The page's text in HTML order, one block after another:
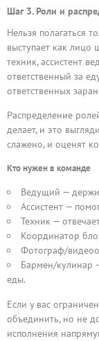
Шаг 3. Роли и
Нельзя полагаться
выступает как лицо
техник, ассистент
ответственный за
ответственных
Распределение
делает, и это
слажено, и оценят
Кто нужен в команде
Ведущий —
Ассистент —
Техник —
Координатор
Фотограф/
Бармен/кулинар
еды.
Если у вас
объединить, но не
исполнения